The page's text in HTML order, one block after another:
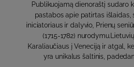
Publikuojamą dienoraštį sudaro
pastabos apie patirtas išlaidas,
iniciatoriaus ir dalyvio, Prienų
(1715-1782)
Karaliaučiaus į Veneciją ir atgal,
yra unikalus šaltinis,